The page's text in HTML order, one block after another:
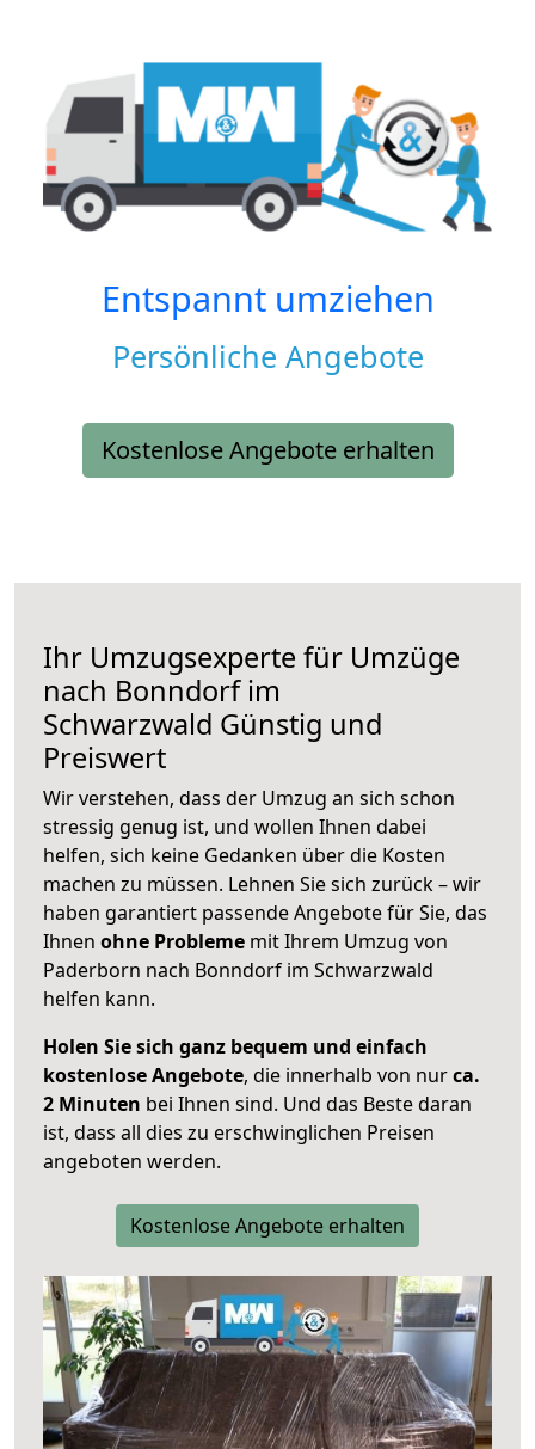
Entspannt umziehen
Persönliche Angebote
Kostenlose Angebote erhalten
Ihr Umzugsexperte für Umzüge
nach Bonndorf im
Schwarzwald Günstig und
Preiswert
Wir verstehen, dass der Umzug an sich schon
stressig genug ist, und wollen Ihnen dabei
helfen, sich keine Gedanken über die Kosten
machen zu müssen. Lehnen Sie sich zurück – wir
haben garantiert passende Angebote für Sie, das
Ihnen ohne Probleme mit Ihrem Umzug von
Paderborn nach Bonndorf im Schwarzwald
helfen kann.
Holen Sie sich ganz bequem und einfach
kostenlose Angebote, die innerhalb von nurca.
2 Minuten bei Ihnen sind. Und das Beste daran
ist, dass all dies zu erschwinglichen Preisen
angeboten werden.
Kostenlose Angebote erhalten